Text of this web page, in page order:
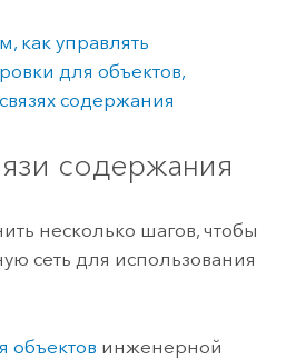
как управлять
для объектов,
содержания
содержания
несколько шагов, чтобы
сеть для использования
объектов инженерной